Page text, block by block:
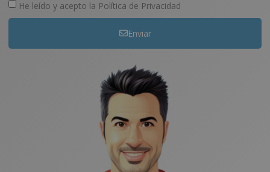
He leído y acepto la Política de Privacidad
Enviar